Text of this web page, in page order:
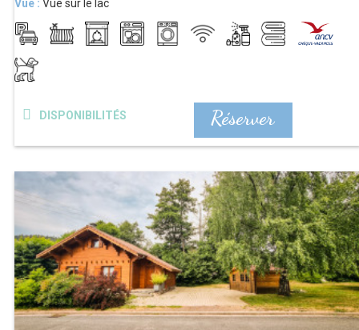
Vue : Vue sur le lac
Réserver
DISPONIBILITÉS